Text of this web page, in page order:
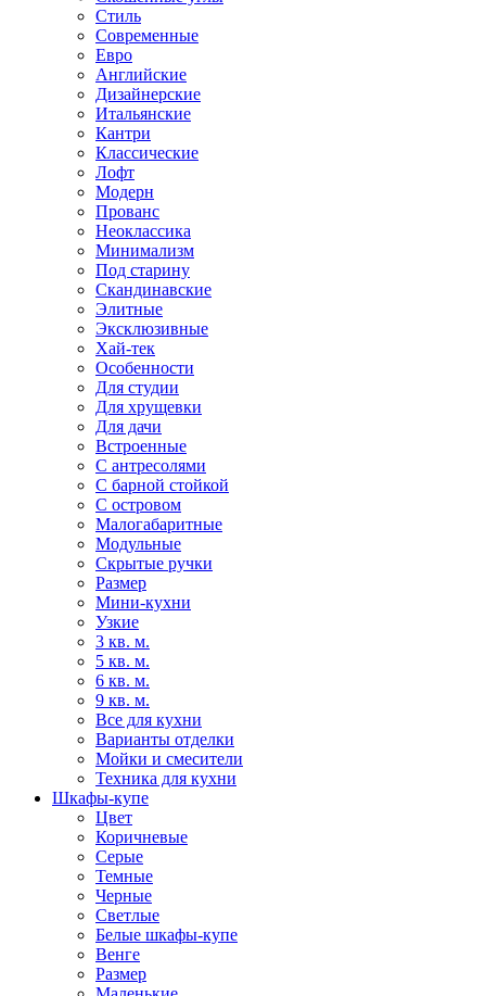
Стиль
Современные
Евро
Английские
Дизайнерские
Итальянские
Кантри
Классические
Лофт
Модерн
Прованс
Неоклассика
Минимализм
Под старину
Скандинавские
Элитные
Эксклюзивные
Хай-тек
Особенности
Для студии
Для хрущевки
Для дачи
Встроенные
С антресолями
С барной стойкой
С островом
Малогабаритные
Модульные
Скрытые ручки
Размер
Мини-кухни
Узкие
3 кв. м.
5 кв. м.
6 кв. м.
9 кв. м.
Все для кухни
Варианты отделки
Мойки и смесители
Техника для кухни
Шкафы-купе
Цвет
Коричневые
Серые
Темные
Черные
Светлые
Белые шкафы-купе
Венге
Размер